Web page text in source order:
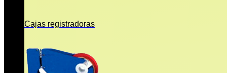
Cajas registradoras